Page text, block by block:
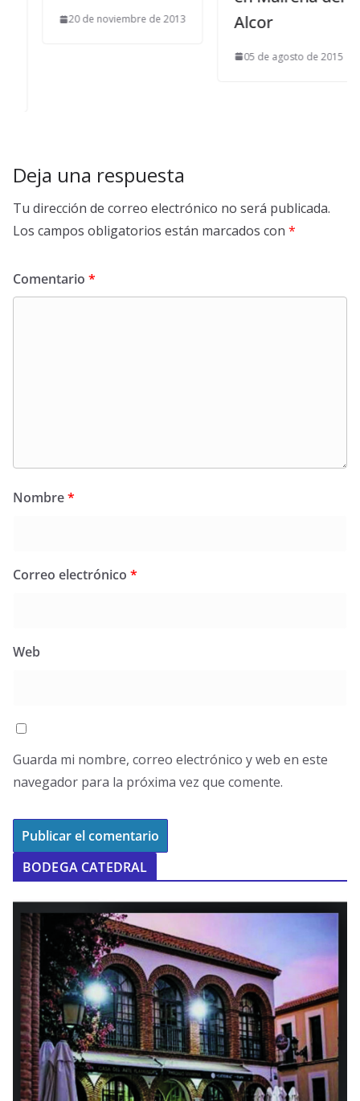
20 de noviembre de 2013
Alcor
05 de agosto de 2015
Deja una respuesta
Tu dirección de correo electrónico no será publicada.
Los campos obligatorios están marcados con *
Comentario *
Nombre*
Correo electrónico *
Web
Guarda mi nombre, correo electrónico y web en este
navegador para la próxima vez que comente.
BODEGA CATEDRAL